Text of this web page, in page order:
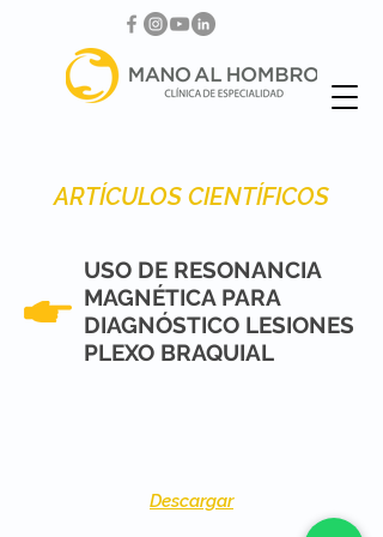
ARTÍCULOS CIENTÍFICOS
USO DE RESONANCIA
MAGNÉTICA PARA
DIAGNÓSTICO LESIONES
PLEXO BRAQUIAL
Descargar